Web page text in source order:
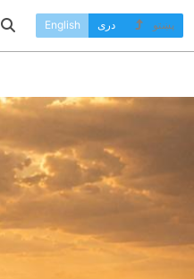
English دری پښتو